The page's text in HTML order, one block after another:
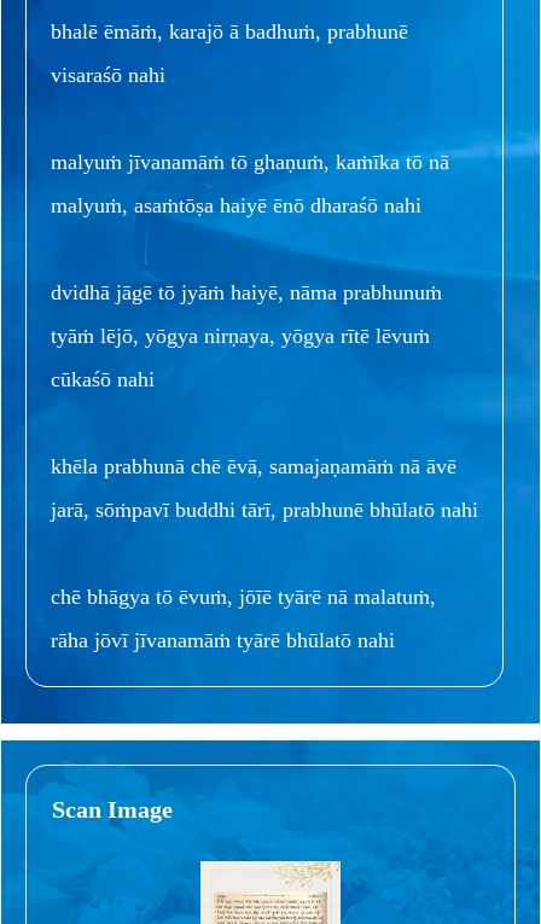
bhalē ēmāṁ, karajō ā badhuṁ, prabhunē
visaraśō nahi
malyuṁ jīvanamāṁ tō ghaṇuṁ, kaṁīka tō nā
malyuṁ, asaṁtōṣa haiyē ēnō dharaśō nahi
dvidhā jāgē tō jyāṁ haiyē, nāma prabhunuṁ
tyāṁ lējō, yōgya nirṇaya, yōgya rītē lēvuṁ
cūkaśō nahi
khēla prabhunā chē ēvā, samajaṇamāṁ nā āvē
jarā, sōṁpavī buddhi tārī, prabhunē bhūlatō nahi
chē bhāgya tō ēvuṁ, jōīē tyārē nā malatuṁ,
rāha jōvī jīvanamāṁ tyārē bhūlatō nahi
Scan Image